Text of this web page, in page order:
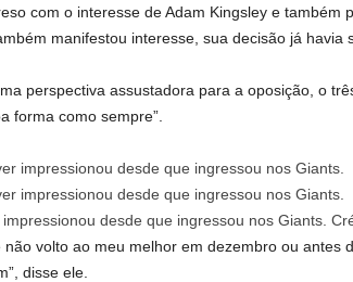
com o interesse de Adam Kingsley e também
manifestou interesse, sua decisão já havia
perspectiva assustadora para a oposição, o
forma como sempre”.
desde que ingressou nos Giants.
não volto ao meu melhor em dezembro ou antes
disse ele.